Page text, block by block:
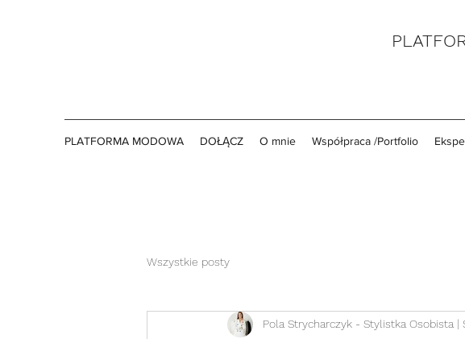
PLATFORMA MODOWA DOŁĄCZ O mnie Współpraca /Portfolio
Wszystkie posty
Pola Strycharczyk - Stylistka Osobista |